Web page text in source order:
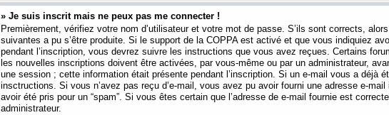
» Je suis inscrit mais ne peux pas me connecter !
Premièrement, vérifiez votre nom d’utilisateur et votre mot de passe. S’ils sont corrects,
suivantes a pu s’être produite. Si le support de la COPPA est activé et que vous indiquiez
pendant l’inscription, vous devrez suivre les instructions que vous avez reçues. Certains
les nouvelles inscriptions doivent être activées, par vous-même ou par un administrateur,
une session ; cette information était présente pendant l’inscription. Si un e-mail vous a déjà
insctructions. Si vous n’avez pas reçu d’e-mail, vous avez pu avoir fourni une adresse e-mail
avoir été pris pour un “spam”. Si vous êtes certain que l’adresse de e-mail fournie est
administrateur.